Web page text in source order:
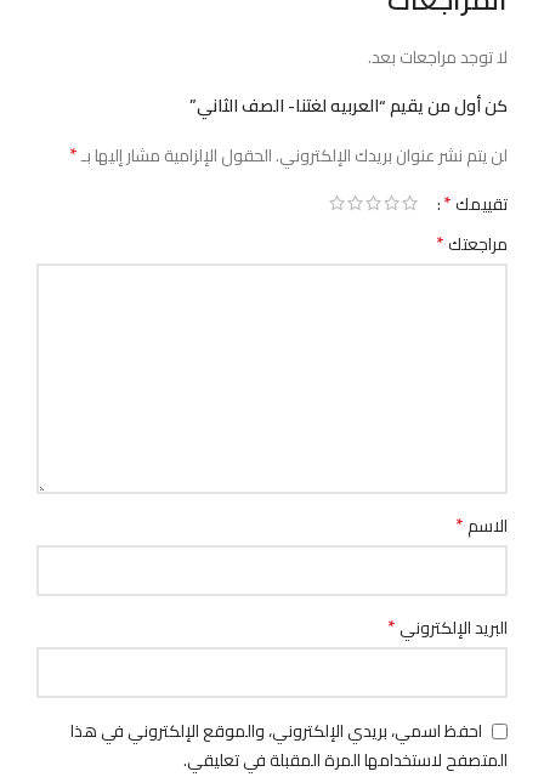
لا توجد مراجعات بعد.
كن أول من يقيم “العربيه لغتنا- الصف الثاني”
لن يتم نشر عنوان بريدك الإلكتروني.الحقول الإلزامية مشار إليها بـ*
تقييمك*
مراجعتك*
الاسم*
البريد الإلكتروني*
احفظ اسمي، بريدي الإلكتروني، والموقع الإلكتروني في هذا
المتصفح لاستخدامها المرة المقبلة في تعليقي.